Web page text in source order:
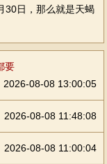
30日，那么就是天蝎
要
2026-08-08 13:00:05
2026-08-08 11:48:08
2026-08-08 11:00:04